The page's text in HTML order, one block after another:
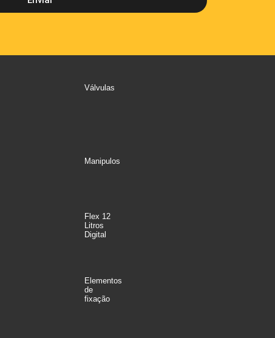
Válvulas
Manipulos
Flex 12
Litros
Digital
Elementos
de
fixação